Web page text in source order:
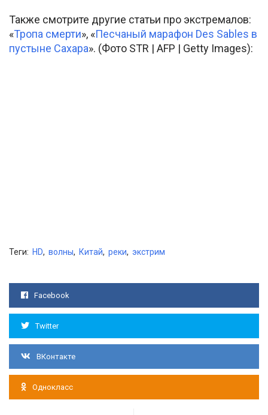
Также смотрите другие статьи про экстремалов:
«Тропа смерти», «Песчаный марафон Des Sables в
пустыне Сахара». (Фото STR | AFP | Getty Images):
Теги: HD, волны, Китай, реки, экстрим
Facebook
Twitter
ВКонтакте
Однокласс